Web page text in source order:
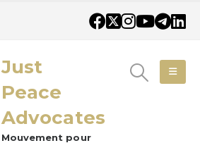
Just
Peace
Advocates
Mouvement pour